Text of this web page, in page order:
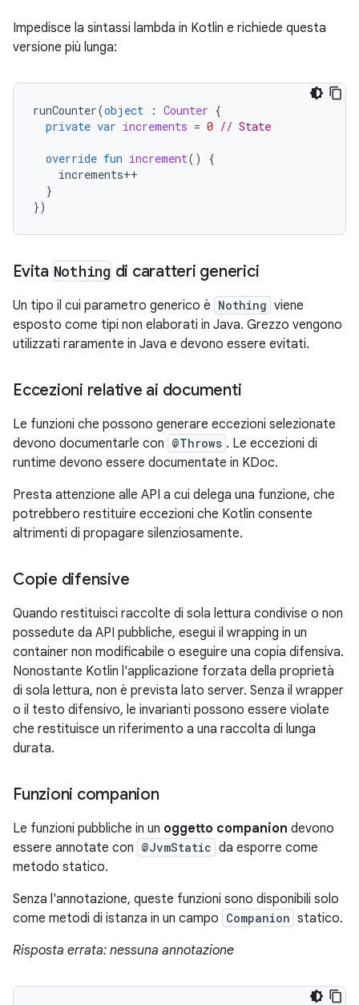
Impedisce la sintassi lambda in Kotlin e richiede questa
versione più lunga:
runCounter(object : Counter {
private var increments = 0 // State
override fun increment()
{
increments++
}
})
Evita Nothing di caratteri generici
Un tipo il cui parametro generico è Nothing viene
esposto come tipi non elaborati in Java. Grezzo vengono
utilizzati raramente in Java e devono essere evitati.
Eccezioni relative ai documenti
Le funzioni che possono generare eccezioni selezionate
devono documentarle con @Throws . Le eccezioni di
runtime devono essere documentate in KDoc.
Presta attenzione alle API a cui delega una funzione, che
potrebbero restituire eccezioni che Kotlin consente
altrimenti di propagare silenziosamente.
Copie difensive
Quando restituisci raccolte di sola lettura condivise o non
possedute da API pubbliche, esegui il wrapping in un
container non modificabile o eseguire una copia difensiva.
Nonostante Kotlin l'applicazione forzata della proprietà
di sola lettura, non è prevista lato server. Senza il wrapper
o il testo difensivo, le invarianti possono essere violate
che restituisce un riferimento a una raccolta di lunga
durata.
Funzioni companion
Le funzioni pubbliche in un oggetto companion devono
essere annotate con @JvmStatic da esporre come
metodo statico.
Senza l'annotazione, queste funzioni sono disponibili solo
come metodi di istanza in un campo Companion statico.
Risposta errata: nessuna annotazione